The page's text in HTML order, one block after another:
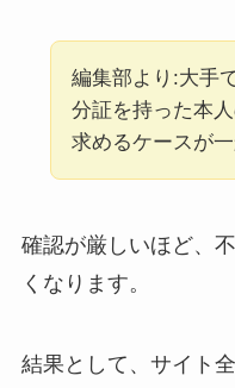
編集部より:大手
分証を持った本
求めるケースが一
確認が厳しいほど、
くなります。
結果として、サイト